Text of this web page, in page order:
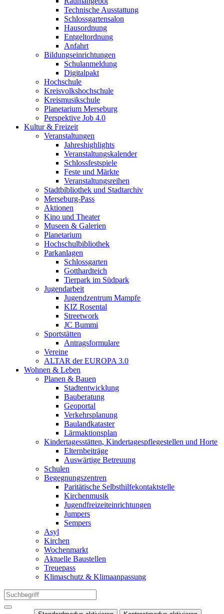
Technische Ausstattung
Schlossgartensalon
Hausordnung
Entgeltordnung
Anfahrt
Bildungseinrichtungen
Schulanmeldung
Digitalpakt
Hochschule
Kreisvolkshochschule
Kreismusikschule
Planetarium Merseburg
Perspektive Job 4.0
Kultur & Freizeit
Veranstaltungen
Jahreshighlights
Veranstaltungskalender
Schlossfestspiele
Feste und Märkte
Veranstaltungsreihen
Stadtbibliothek und Stadtarchiv
Merseburg-Pass
Aktionen
Kino und Theater
Museen & Galerien
Planetarium
Hochschulbibliothek
Parkanlagen
Schlossgarten
Gotthardteich
Tierpark im Südpark
Jugendarbeit
Jugendzentrum Mampfe
KIZ Rosental
Streetwork
JC Bummi
Sportstätten
Antragsformulare
Vereine
ALTAR der EUROPA 3.0
Wohnen & Leben
Planen & Bauen
Stadtentwicklung
Bauberatung
Geoportal
Verkehrsplanung
Baulandkataster
Lärmaktionsplan
Kindertagesstätten, Kindertagespflegestellen und Horte
Elternbeiträge
Auswärtige Betreuung
Schulen
Begegnungszentren
Paritätische Selbsthilfekontaktstelle
Kirchenmusik
Jugendfreizeiteinrichtungen
Jumpers
Sempers
Asyl
Kirchen
Wochenmarkt
Aktuelle Baustellen
Treuepass
Klimaschutz & Klimaanpassung